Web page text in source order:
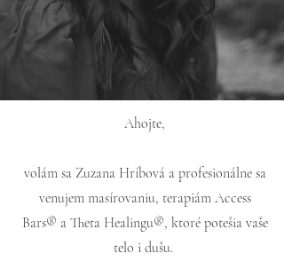
Ahojte,
volám sa Zuzana Hríbová a profesionálne sa
venujem masírovaniu, terapiám Access
Bars® a Theta Healingu®, ktoré potešia vaše
telo i dušu.